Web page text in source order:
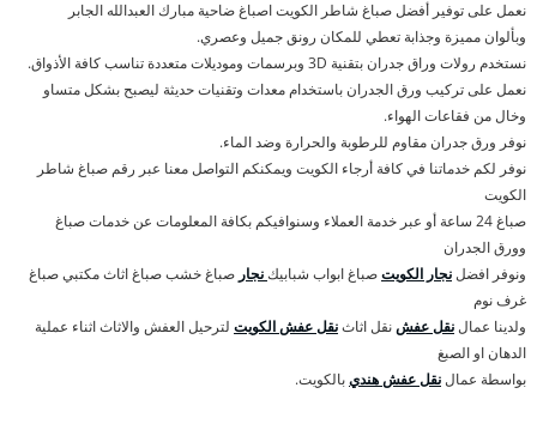
نعمل على توفير أفضل صباغ شاطر الكويت اصباغ ضاحية مبارك العبدالله الجابر
وبألوان مميزة وجذابة تعطي للمكان رونق جميل وعصري.
نستخدم رولات وراق جدران بتقنية 3D وبرسمات وموديلات متعددة تناسب كافة الأذواق.
نعمل على تركيب ورق الجدران باستخدام معدات وتقنيات حديثة ليصبح بشكل متساو
وخال من فقاعات الهواء.
نوفر ورق جدران مقاوم للرطوبة والحرارة وضد الماء.
نوفر لكم خدماتنا في كافة أرجاء الكويت ويمكنكم التواصل معنا عبر رقم صباغ شاطر
الكويت
صباغ 24 ساعة أو عبر خدمة العملاء وسنوافيكم بكافة المعلومات عن خدمات صباغ
وورق الجدران
ونوفر افضلنجار الكويتصباغ ابواب شبابيكنجار صباغ خشب صباغ اثاث مكتبي صباغ
غرف نوم
ولدينا عمالنقل عفشنقل اثاثنقل عفش الكويت لترحيل العفش والاثاث اثناء عملية
الدهان او الصبغ
بواسطة عمالنقل عفش هنديبالكويت.